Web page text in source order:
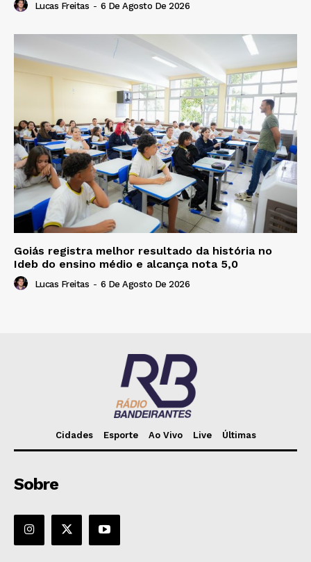
Lucas Freitas - 6 De Agosto De 2026
Goiás registra melhor resultado da história no
Ideb do ensino médio e alcança nota 5,0
Lucas Freitas - 6 De Agosto De 2026
Cidades Esporte Ao Vivo Live Últimas
Sobre